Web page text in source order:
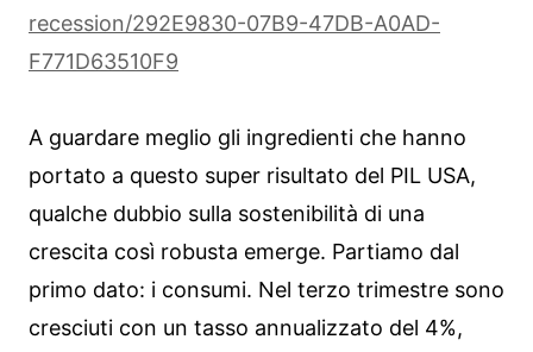
recession/292E9830-07B9-47DB-A0AD-
F771D63510F9
A guardare meglio gli ingredienti che hanno
portato a questo super risultato del PIL USA,
qualche dubbio sulla sostenibilità di una
crescita così robusta emerge. Partiamo dal
primo dato: i consumi. Nel terzo trimestre sono
cresciuti con un tasso annualizzato del 4%,